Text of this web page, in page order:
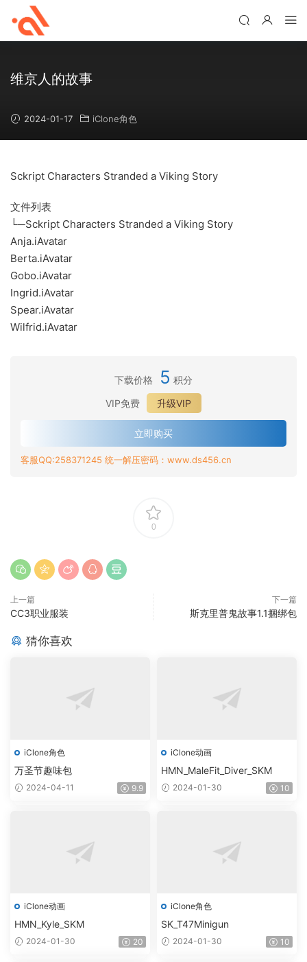
维京人的故事
2024-01-17 iClone角色
Sckript Characters Stranded a Viking Story
文件列表
└─Sckript Characters Stranded a Viking Story
Anja.iAvatar
Berta.iAvatar
Gobo.iAvatar
Ingrid.iAvatar
Spear.iAvatar
Wilfrid.iAvatar
下载价格 5 积分
VIP免费
升级VIP
立即购买
客服QQ:258371245 统一解压密码：www.ds456.cn
0
上一篇
CC3职业服装
下一篇
斯克里普鬼故事1.1捆绑包
猜你喜欢
iClone角色
万圣节趣味包
2024-04-11 9.9
iClone动画
HMN_MaleFit_Diver_SKM
2024-01-30 10
iClone动画
HMN_Kyle_SKM
2024-01-30 20
iClone角色
SK_T47Minigun
2024-01-30 10